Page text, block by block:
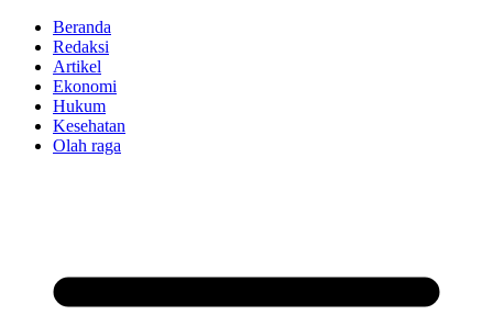
Beranda
Redaksi
Artikel
Ekonomi
Hukum
Kesehatan
Olah raga